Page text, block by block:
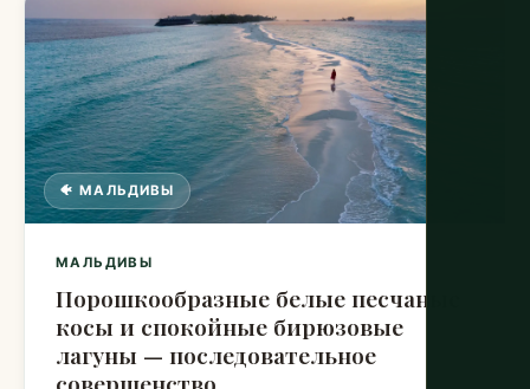
🐠 МАЛЬДИВЫ
МАЛЬДИВЫ
Порошкообразные белые песчаные
косы и спокойные бирюзовые
лагуны — последовательное